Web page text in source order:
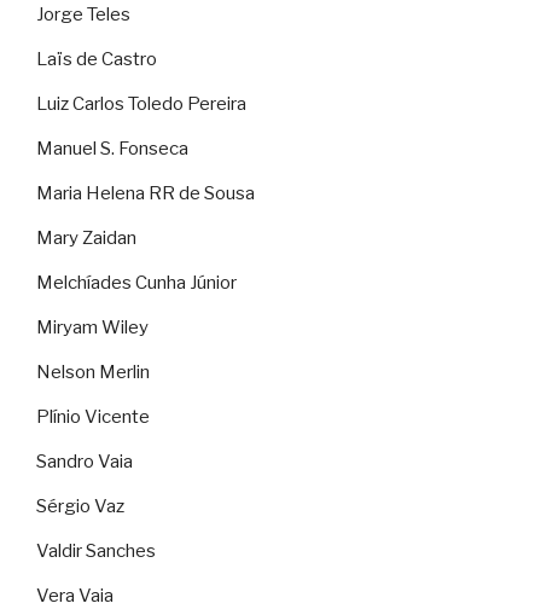
Jorge Teles
Laïs de Castro
Luiz Carlos Toledo Pereira
Manuel S. Fonseca
Maria Helena RR de Sousa
Mary Zaidan
Melchíades Cunha Júnior
Miryam Wiley
Nelson Merlin
Plínio Vicente
Sandro Vaia
Sérgio Vaz
Valdir Sanches
Vera Vaia